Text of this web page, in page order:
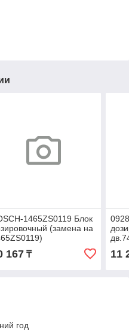
1465ZS0119 Блок
(замена на
167₸
00-
11
год